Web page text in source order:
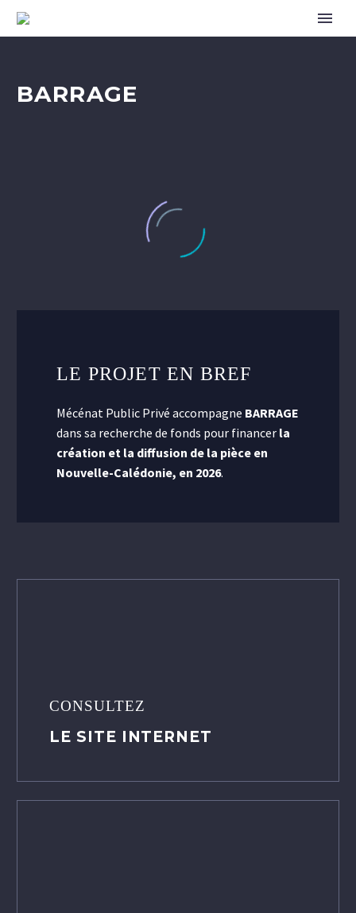
BARRAGE
LE PROJET EN BREF
Mécénat Public Privé accompagne BARRAGE
dans sa recherche de fonds pour financer la
création et la diffusion de la pièce en
Nouvelle-Calédonie, en 2026.
CONSULTEZ
LE SITE INTERNET